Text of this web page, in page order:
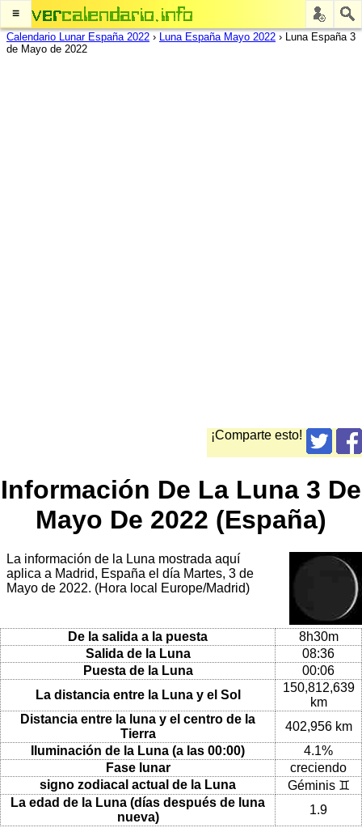
≡
Calendario Lunar España 2022 › Luna España Mayo 2022 › Luna España 3
de Mayo de 2022
¡Comparte esto!
Información De La Luna 3 De
Mayo De 2022 (España)
La información de la Luna mostrada aquí
aplica a Madrid, España el día Martes, 3 de
Mayo de 2022. (Hora local Europe/Madrid)
De la salida a la puesta
8h30m
Salida de la Luna
08:36
Puesta de la Luna
00:06
La distancia entre la Luna y el Sol
150,812,639
km
Distancia entre la luna y el centro de la
Tierra
402,956 km
Iluminación de la Luna (a las 00:00)
4.1%
Fase lunar
creciendo
signo zodiacal actual de la Luna
Géminis ♊
La edad de la Luna (días después de luna
nueva)
1.9